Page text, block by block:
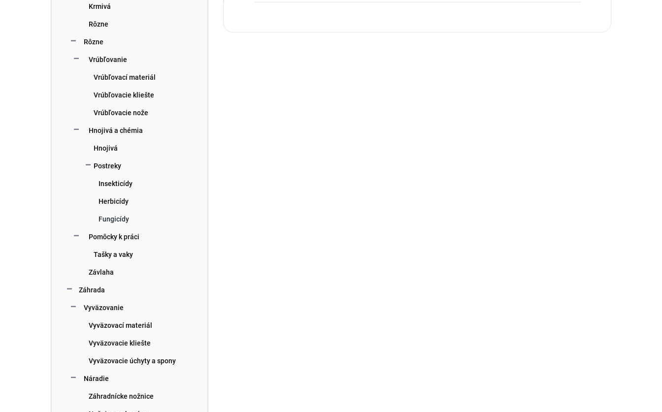
Krmivá
Rôzne
Rôzne
Vrúbľovanie
Vrúbľovací materiál
Vrúbľovacie kliešte
Vrúbľovacie nože
Hnojivá a chémia
Hnojivá
Postreky
Insekticídy
Herbicídy
Fungicídy
Pomôcky k práci
Tašky a vaky
Závlaha
Záhrada
Vyväzovanie
Vyväzovací materiál
Vyväzovacie kliešte
Vyväzovacie úchyty a spony
Náradie
Záhradnícke nožnice